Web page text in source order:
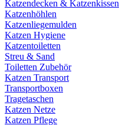
Katzendecken & Katzenkissen
Katzenhöhlen
Katzenliegemulden
Katzen Hygiene
Katzentoiletten
Streu & Sand
Toiletten Zubehör
Katzen Transport
Transportboxen
Tragetaschen
Katzen Netze
Katzen Pflege